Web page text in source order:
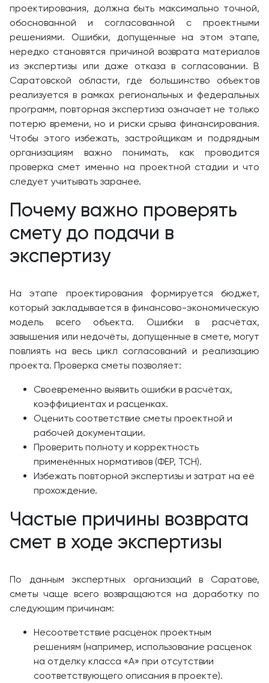
проектирования, должна быть максимально точной,
обоснованной и согласованной с проектными
решениями. Ошибки, допущенные на этом этапе,
нередко становятся причиной возврата материалов
из экспертизы или даже отказа в согласовании. В
Саратовской области, где большинство объектов
реализуется в рамках региональных и федеральных
программ, повторная экспертиза означает не только
потерю времени, но и риски срыва финансирования.
Чтобы этого избежать, застройщикам и подрядным
организациям важно понимать, как проводится
проверка смет именно на проектной стадии и что
следует учитывать заранее.
Почему важно проверять
смету до подачи в
экспертизу
На этапе проектирования формируется бюджет,
который закладывается в финансово-экономическую
модель всего объекта. Ошибки в расчётах,
завышения или недочёты, допущенные в смете, могут
повлиять на весь цикл согласований и реализацию
проекта. Проверка сметы позволяет:
Своевременно выявить ошибки в расчётах,
коэффициентах и расценках.
Оценить соответствие сметы проектной и
рабочей документации.
Проверить полноту и корректность
применённых нормативов (ФЕР, ТСН).
Избежать повторной экспертизы и затрат на её
прохождение.
Частые причины возврата
смет в ходе экспертизы
По данным экспертных организаций в Саратове,
сметы чаще всего возвращаются на доработку по
следующим причинам:
Несоответствие расценок проектным
решениям (например, использование расценок
на отделку класса «А» при отсутствии
соответствующего описания в проекте).